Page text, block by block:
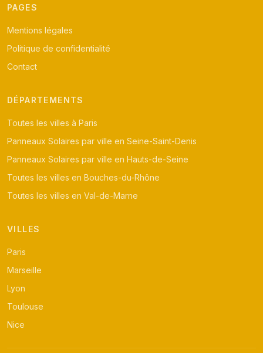
PAGES
Mentions légales
Politique de confidentialité
Contact
DÉPARTEMENTS
Toutes les villes à Paris
Panneaux Solaires par ville en Seine-Saint-Denis
Panneaux Solaires par ville en Hauts-de-Seine
Toutes les villes en Bouches-du-Rhône
Toutes les villes en Val-de-Marne
VILLES
Paris
Marseille
Lyon
Toulouse
Nice